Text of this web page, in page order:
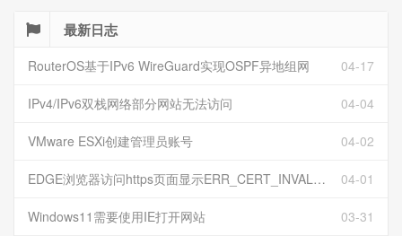
最新日志
04-17
RouterOS基于IPv6 WireGuard实现OSPF异地组网
04-04
IPv4/IPv6双栈网络部分网站无法访问
04-02
VMware ESXi创建管理员账号
04-01
EDGE浏览器访问https页面显示ERR_CERT_INVALID且无法跳过继续访问
03-31
Windows11需要使用IE打开网站